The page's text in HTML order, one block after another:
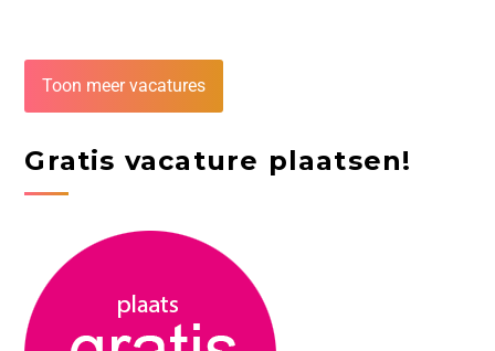
Toon meer vacatures
Gratis vacature plaatsen!